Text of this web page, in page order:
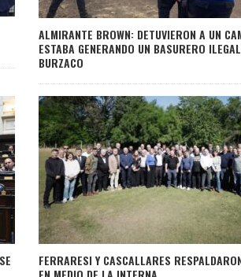
ALMIRANTE BROWN: DETUVIERON A UN
ESTABA GENERANDO UN BASURERO
BURZACO
FERRARESI Y CASCALLARES